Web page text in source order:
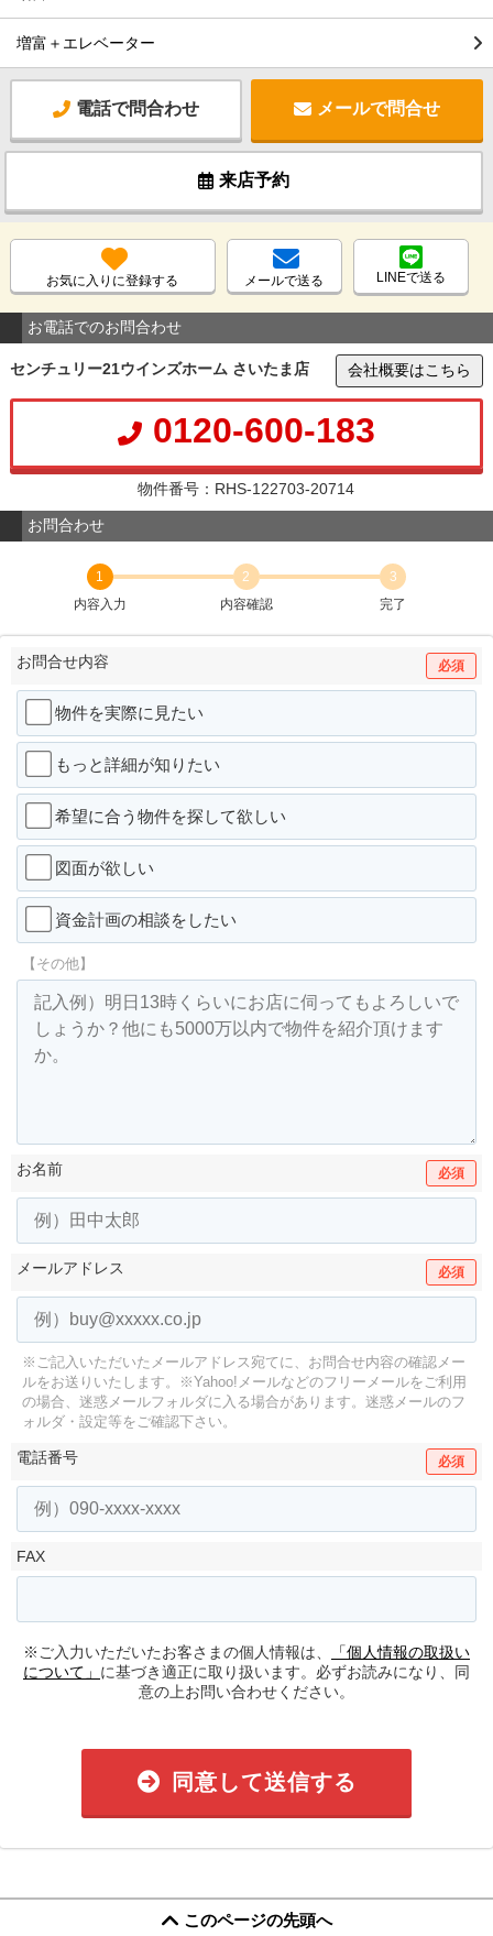
増富＋エレベーター
電話で問合わせ メールで問合せ
来店予約
お気に入りに登録する メールで送る LINEで送る
お電話でのお問合わせ
センチュリー21ウインズホーム さいたま店 会社概要はこちら
0120-600-183
物件番号：RHS-122703-20714
お問合わせ
1
内容入力
2
内容確認
3
完了
お問合せ内容 必須
物件を実際に見たい
もっと詳細が知りたい
希望に合う物件を探して欲しい
図面が欲しい
資金計画の相談をしたい
【その他】
お名前 必須
メールアドレス 必須
※ご記入いただいたメールアドレス宛てに、お問合せ内容の確認メー
ルをお送りいたします。
※Yahoo!メールなどのフリーメールをご利用
の場合、迷惑メールフォルダに入る場合があります。 迷惑メールのフ
ォルダ・設定等をご確認下さい。
電話番号 必須
FAX
※ご入力いただいたお客さまの個人情報は、
「個人情報の取扱い
について」 に基づき適正に取り扱います。必ずお読みになり、同
意の上お問い合わせください。
同意して送信する
このページの先頭へ